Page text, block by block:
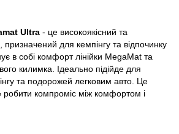
Ultra - це високоякісний та
для кемпінгу та відпочинку
в собі комфорт лінійки MegaMat та
килимка. Ідеально підійде для
та подорожей легковим авто. Це
робити компроміс між комфортом і